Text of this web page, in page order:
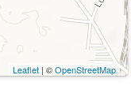
Leaflet| ©OpenStreetMap